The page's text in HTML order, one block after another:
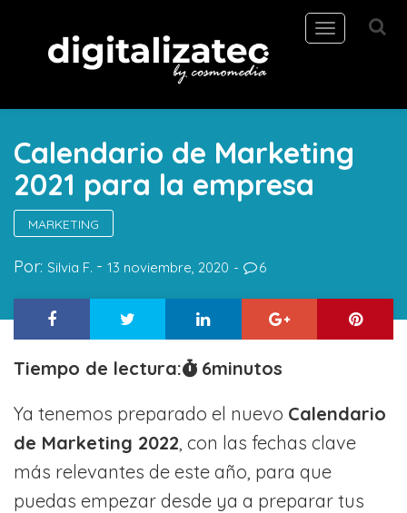
Toggle
navigation
Calendario de Marketing
2021 para la empresa
MARKETING
Por: Silvia F. 13 noviembre, 2020 6
Tiempo de lectura: 6minutos
Ya tenemos preparado el nuevo Calendario
de Marketing 2022 , con las fechas clave
más relevantes de este año, para que
puedas empezar desde ya a preparar tus